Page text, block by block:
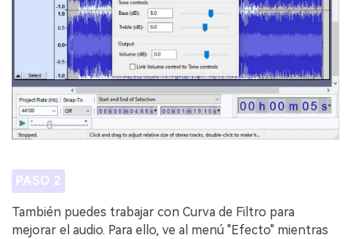
PASO 2
También puedes trabajar con Curva de Filtro para
mejorar el audio. Para ello, ve al menú "Efecto" mientras